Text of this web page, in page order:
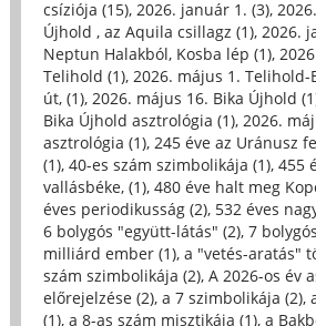
csíziója (15), 2026. január 1. (3),
Újhold , az Aquila csillagz (1), 2026.
Neptun Halakból, Kosba lép (1),
Telihold (1), 2026. május 1. Telihold-
út, (1), 2026. május 16. Bika Újhold
Bika Újhold asztrológia (1), 2026.
asztrológia (1), 245 éve az Uránusz
(1), 40-es szám szimbolikája (1), 455
vallásbéke, (1), 480 éve halt meg
éves periodikusság (2), 532 éves
6 bolygós "együtt-látás" (2), 7
milliárd ember (1), a "vetés-aratás"
szám szimbolikája (2), A 2026-os év
előrejelzése (2), a 7 szimbolikája (2),
(1), a 8-as szám misztikája (1), a